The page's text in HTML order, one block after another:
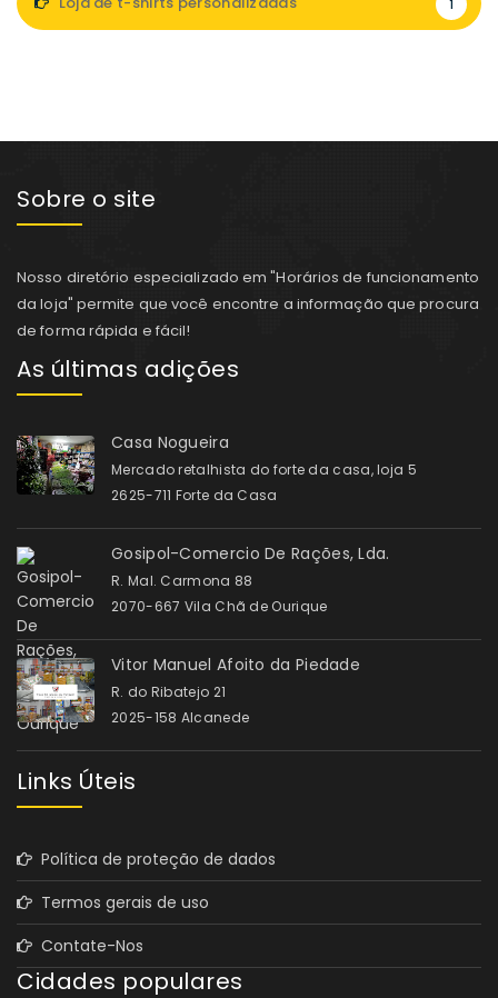
1
Sobre o site
Nosso diretório especializado em "Horários de funcionamento
da loja" permite que você encontre a informação que procura
de forma rápida e fácil!
As últimas adições
Casa Nogueira
Mercado retalhista do forte da casa, loja 5
2625-711 Forte da Casa
Gosipol-Comercio De Rações, Lda.
R. Mal. Carmona 88
2070-667 Vila Chã de Ourique
Vitor Manuel Afoito da Piedade
R. do Ribatejo 21
2025-158 Alcanede
Links Úteis
Política de proteção de dados
Termos gerais de uso
Contate-Nos
Cidades populares